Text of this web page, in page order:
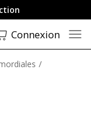
Connexion